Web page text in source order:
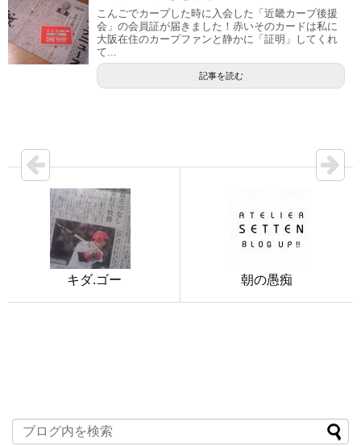
こんごでカープした時に入会した「近畿カープ後援
会」の会員証が届きました！赤いそのカードは私に
大阪在住のカープファンと静かに「証明」してくれ
て...
記事を読む
キダ.ゴー 朝の愚痴